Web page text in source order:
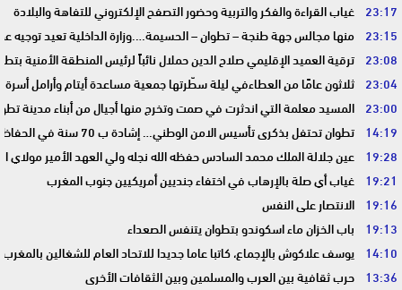
23:17 غياب القراءة والفكر والتربية وحضور التصفح الإلكتروني للتفاهة والبلادة
23:15 منها مجالس جهة طنجة – تطوان – الحسيمة….وزارة الداخلية تعيد توجيه
23:08 ترقية العميد الإقليمي صلاح الدين حملال نائباً لرئيس المنطقة الأمنية
23:04 ثلاثون عامًا من العطاءفي ليلة سطّرتها جمعية مساعدة أيتام وأرامل
23:00 المسيد معلمة التي اندثرت في صمت وتخرج منها أجيال من أبناء مدينة
14:19 تطوان تحتفل بذكرى تأسيس الامن الوطني… إشادة ب 70 سنة في الحفاظ على استقرار الوطن وضمان أمن المواطنين
19:28 عين جلالة الملك محمد السادس حفظه الله نجله ولي العهد الأمير
19:21 غياب أي صلة بالإرهاب في اختفاء جنديين أمريكيين جنوب المغرب
19:16 الانتصار على النفس
19:13 باب الخزان ماء اسكوندو بتطوان يتنفس الصعداء
14:10 يوسف علاكوش بالإجماع، كاتبا عاما جديدا للاتحاد العام للشغالين بالمغرب
13:36 حرب ثقافية بين العرب والمسلمين وبين الثقافات الأخرى